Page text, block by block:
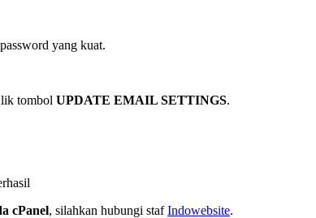
yang kuat.
tombol UPDATE EMAIL SETTINGS.
cPanel, silahkan hubungi stafIndowebsite.